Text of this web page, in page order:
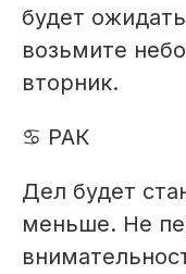
будет
возьмите
вторник.
♋ РАК
Дел будет
меньше. Не